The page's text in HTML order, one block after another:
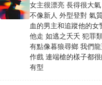
女主很漂亮 長得很大
不像新人 外型登對 氣
血的男主和追蹤他的
他走 如逃之夭夭 犯罪
有點像暮狼尋鄉 我們
作戲 連端槍的樣子都
有型